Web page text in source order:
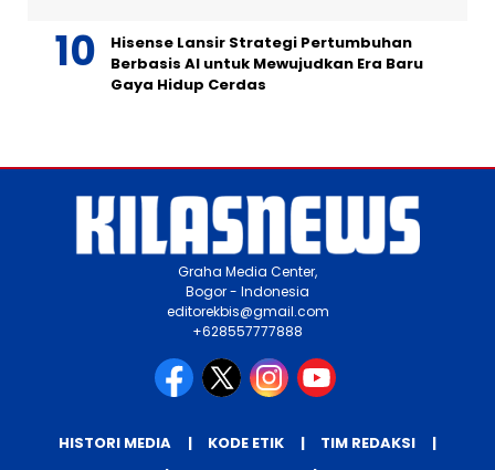
Hisense Lansir Strategi Pertumbuhan
Berbasis AI untuk Mewujudkan Era Baru
Gaya Hidup Cerdas
Graha Media Center,
Bogor - Indonesia
editorekbis@gmail.com
+628557777888
HISTORI MEDIA KODE ETIK
TIM REDAKSI